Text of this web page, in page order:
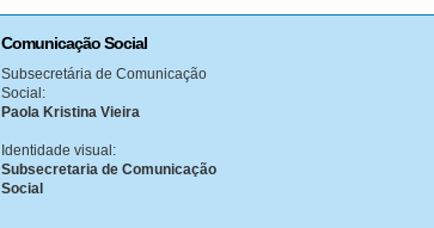
Comunicação Social
Subsecretária de Comunicação
Social:
Paola Kristina Vieira
Identidade visual:
Subsecretaria de Comunicação
Social